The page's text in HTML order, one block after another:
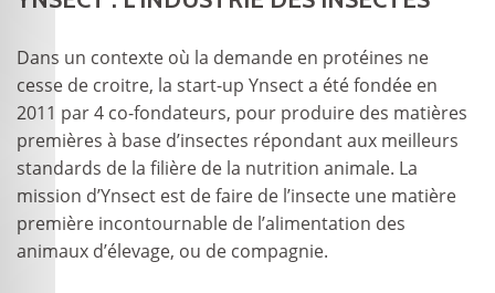
Dans un contexte où la demande en protéines ne
cesse de croitre, la start-up Ynsect a été fondée en
2011 par 4 co-fondateurs, pour produire des matières
premières à base d’insectes répondant aux meilleurs
standards de la filière de la nutrition animale. La
mission d’Ynsect est de faire de l’insecte une matière
première incontournable de l’alimentation des
animaux d’élevage, ou de compagnie.